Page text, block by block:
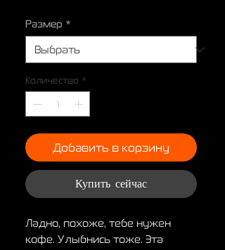
Размер *
Количество *
Добавить в корзину
Купить сейчас
Ладно, похоже, тебе нужен
кофе. Улыбнись тоже. Эта